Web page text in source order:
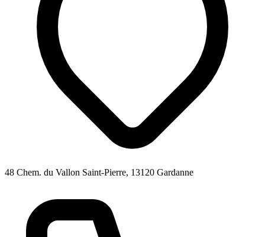
48 Chem. du Vallon Saint-Pierre, 13120 Gardanne